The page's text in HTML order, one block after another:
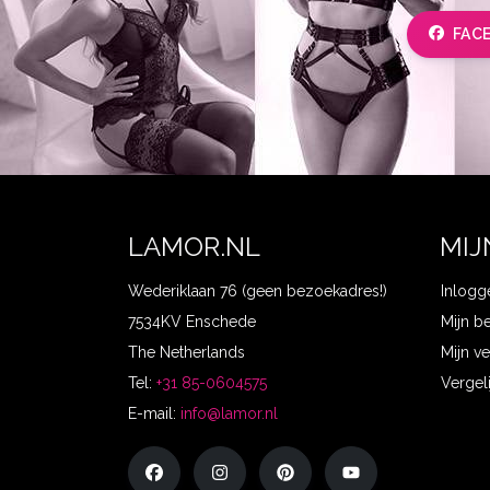
LAMOR.NL
Wederiklaan 76 (geen bezoekadres!)
7534KV Enschede
The Netherlands
Tel: +31 85-0604575
E-mail: info@lamor.nl
Mijn
Mijn